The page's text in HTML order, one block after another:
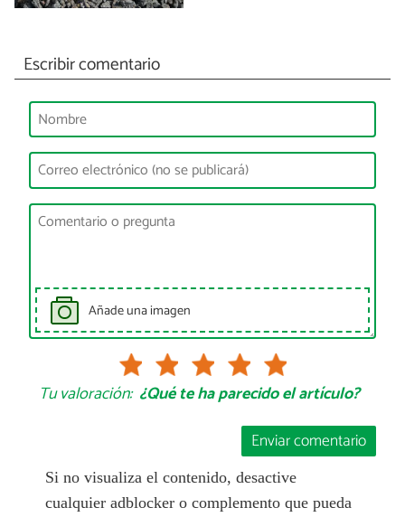
Escribir comentario
Añade una imagen
Tu valoración: ¿Qué te ha parecido el artículo?
Enviar comentario
Si no visualiza el contenido, desactive
cualquier adblocker o complemento que pueda